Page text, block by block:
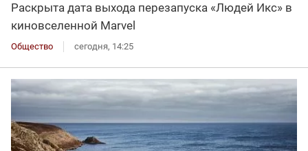
Раскрыта дата выхода перезапуска «Людей Икс» в
киновселенной Marvel
Общество сегодня, 14:25